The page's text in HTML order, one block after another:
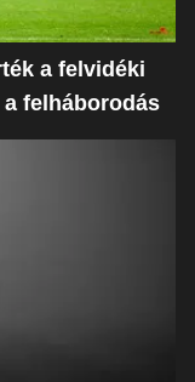
a felvidéki
felháborodás